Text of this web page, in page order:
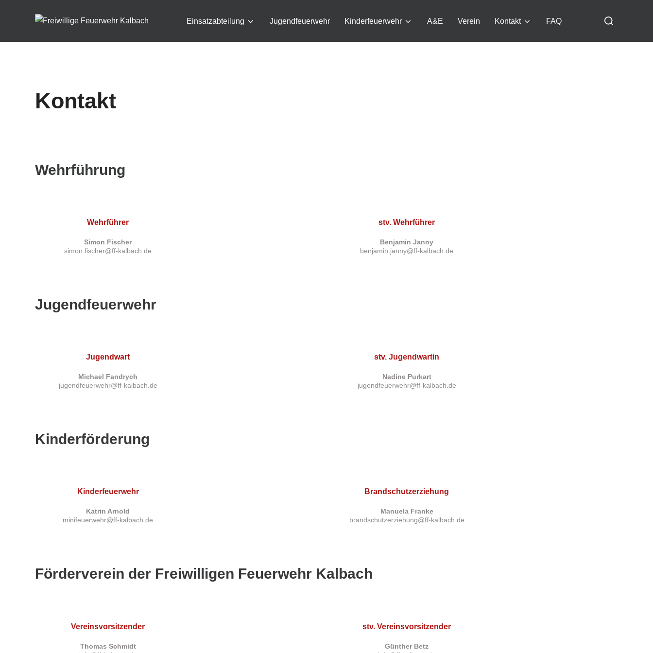
Einsatzabteilung Jugendfeuerwehr Kinderfeuerwehr A&E Verein Kontakt FAQ
Suchen
Kontakt
Wehrführung
Wehrführer
Simon Fischer
simon.fischer@ff-kalbach.de
stv. Wehrführer
Benjamin Janny
benjamin.janny@ff-kalbach.de
Jugendfeuerwehr
Jugendwart
Michael Fandrych
jugendfeuerwehr@ff-kalbach.de
stv. Jugendwartin
Nadine Purkart
jugendfeuerwehr@ff-kalbach.de
Kinderförderung
Kinderfeuerwehr
Katrin Arnold
minifeuerwehr@ff-kalbach.de
Brandschutzerziehung
Manuela Franke
brandschutzerziehung@ff-kalbach.de
Förderverein der Freiwilligen Feuerwehr Kalbach
Vereinsvorsitzender
Thomas Schmidt
stv. Vereinsvorsitzender
Günther Betz